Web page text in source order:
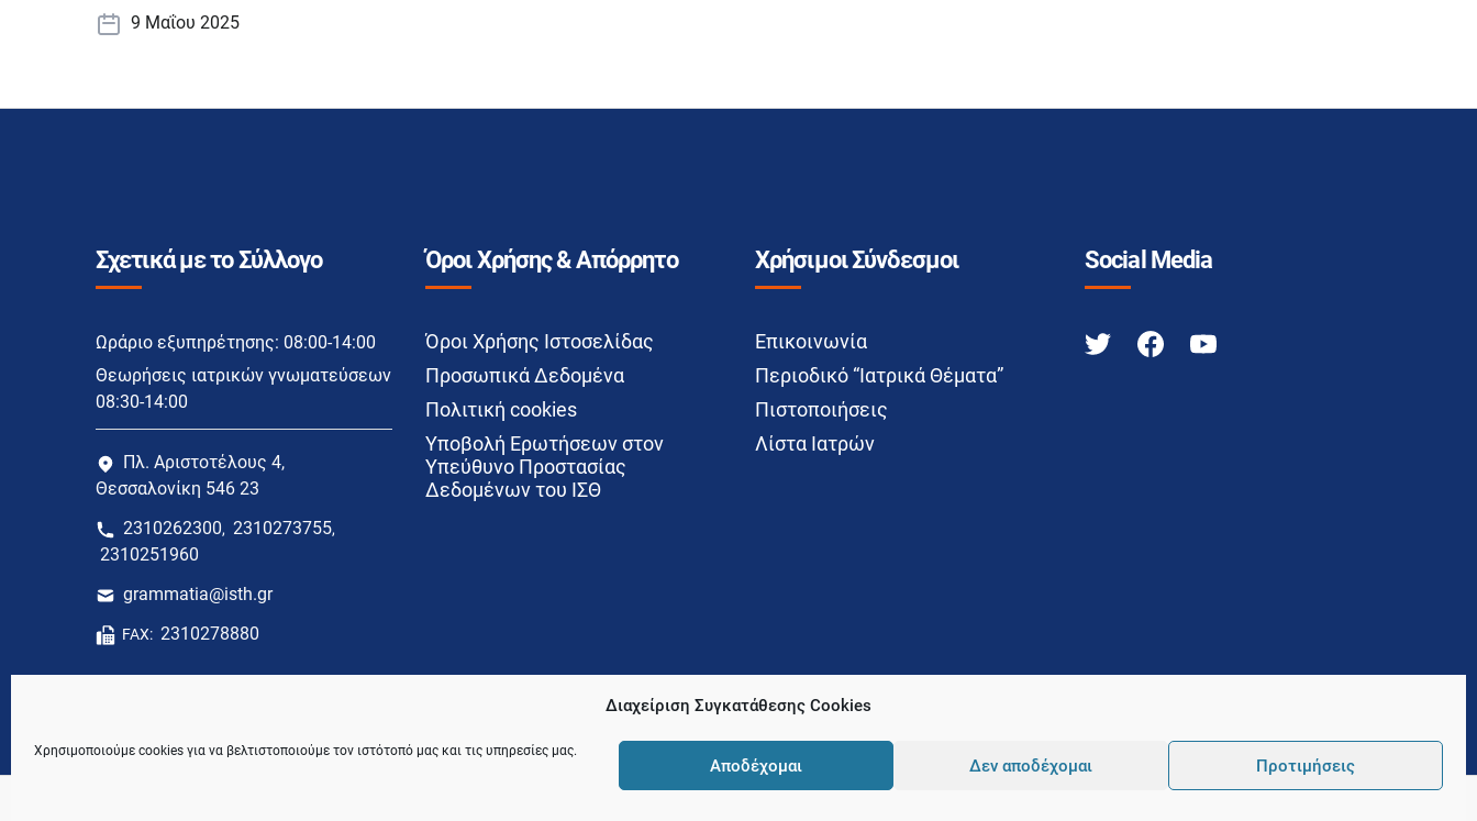
Διαχείριση Συγκατάθεσης Cookies
Χρησιμοποιούμε cookies για να βελτιστοποιούμε τον ιστότοπό μας και τις υπηρεσίες μας.
Αποδέχομαι Δεν αποδέχομαι Προτιμήσεις
9 Μαΐου 2025
Σχετικά με το Σύλλογο
Ωράριο εξυπηρέτησης: 08:00-14:00
Θεωρήσεις ιατρικών γνωματεύσεων
08:30-14:00
Πλ. Αριστοτέλους 4,
Θεσσαλονίκη 546 23
2310262300, 2310273755,
2310251960
grammatia@isth.gr
FAX: 2310278880
Όροι Χρήσης & Απόρρητο
Όροι Χρήσης Ιστοσελίδας
Προσωπικά Δεδομένα
Πολιτική cookies
Υποβολή Ερωτήσεων στον
Υπεύθυνο Προστασίας
Δεδομένων του ΙΣΘ
Χρήσιμοι Σύνδεσμοι
Επικοινωνία
Περιοδικό “Ιατρικά Θέματα”
Πιστοποιήσεις
Λίστα Ιατρών
Social Media